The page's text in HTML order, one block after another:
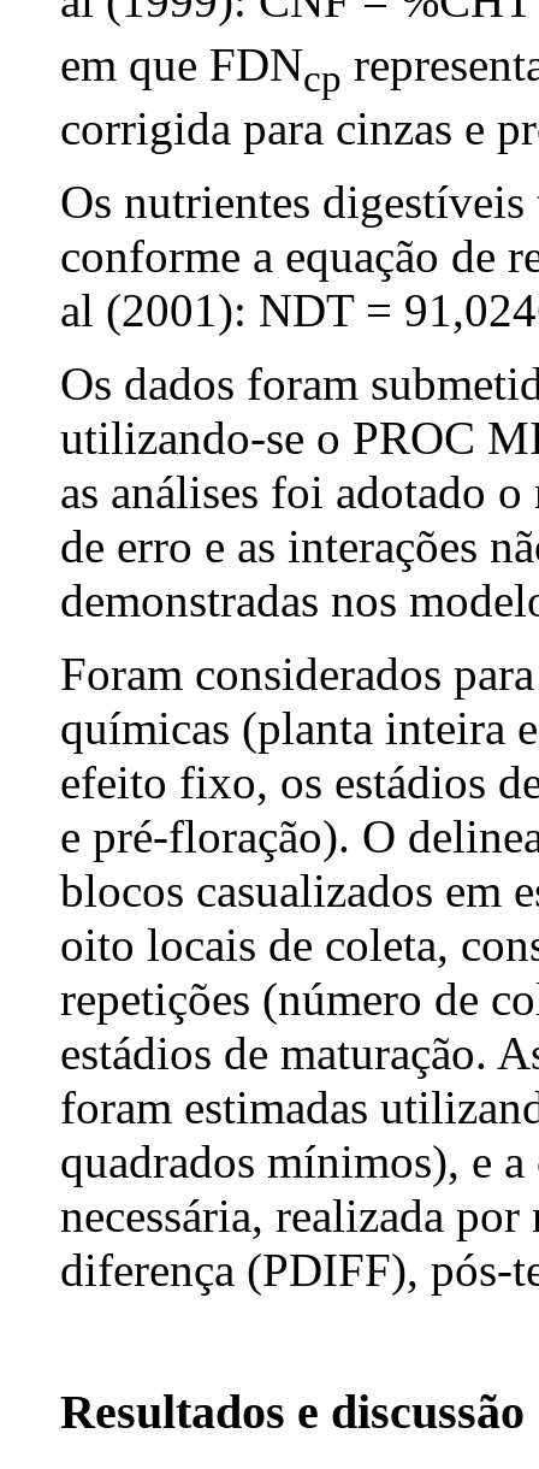
em que FDNcp
corrigida para cinzas e
Os nutrientes
conforme a equação de
al (2001): NDT =
Os dados foram
utilizando-se o PROC
as análises foi adotado
de erro e as interações
demonstradas nos
Foram considerados
químicas (planta inteira
efeito fixo, os estádios
e pré-floração). O
blocos casualizados em
oito locais de coleta,
repetições (número de
estádios de maturação.
foram estimadas
quadrados mínimos), e
necessária, realizada
diferença (PDIFF), pós-
Resultados e discussão